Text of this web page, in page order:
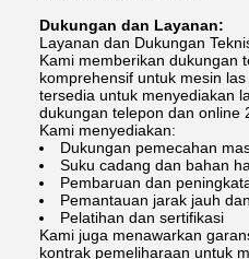
Dukungan dan Layanan:
Layanan dan Dukungan
Kami memberikan dukungan
komprehensif untuk mesin
tersedia untuk menyediakan
dukungan telepon dan online
Kami menyediakan:
Dukungan pemecahan
Suku cadang dan bahan
Pembaruan dan
Pemantauan jarak jauh
Pelatihan dan sertifikasi
Kami juga menawarkan
kontrak pemeliharaan untuk